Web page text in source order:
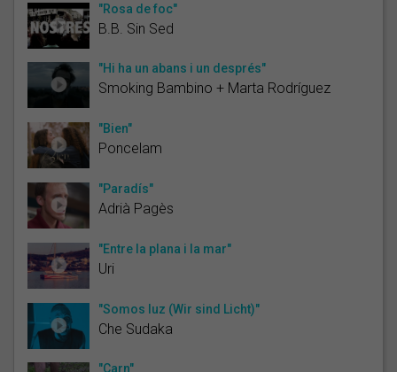
"Rosa de foc"
B.B. Sin Sed
"Hi ha un abans i un després"
Smoking Bambino + Marta Rodríguez
"Bien"
Poncelam
"Paradís"
Adrià Pagès
"Entre la plana i la mar"
Uri
"Somos luz (Wir sind Licht)"
Che Sudaka
"Carn"